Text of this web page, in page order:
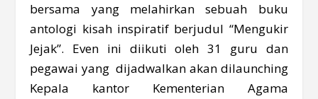
bersama yang melahirkan sebuah buku
antologi kisah inspiratif berjudul “Mengukir
Jejak”. Even ini diikuti oleh 31 guru dan
pegawai yang dijadwalkan akan dilaunching
Kepala kantor Kementerian Agama